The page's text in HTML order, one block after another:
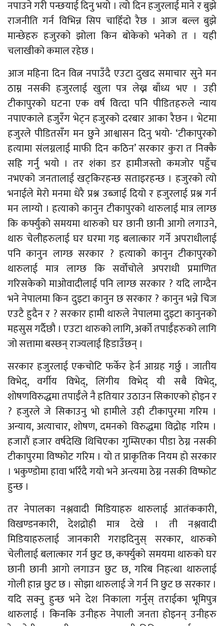
नपाउने गरी पन्छयाई दिनु भयो । त्यो दिन हजुरलाई माने र बुझे
राजनीति गर्न विभिन्न सिप चाहिँदो रैछ । आज बल्ल बुझे
मान्छेहरु हजुरको झोला किन बोकेको भनेको त । यही
चलाखीको कमाल रहेछ ।
आज महिना दिन वित्न नपाउँदै एउटा दुखद समाचार सुने मन
ठाम्न नसकी हजुरलाई खुला पत्र लेख्न बाँध्य भए । उही
टीकापुरको घटना एक वर्ष वित्दा पनि पीडितहरुले न्याय
नपाएकाले हजुरँग भेट्न हजुरको दरबार आका रैछन । भेटमा
हजुरले पीडितसँग मन छुने आश्वासन दिनु भयो- ‘टीकापुरको
हत्यामा संलग्नलाई माफी दिन कठिन’ सरकार कुरा त निक्कै
सहि गर्नु भयो । तर शंका डर हामीजस्तो कमजोर पहुँच
नभएको जनतालाई खट्किरहन्छ सताइरहन्छ । हजुरको त्यो
भनाईले मेरो मनमा धेरै प्रश्न उब्जाई दियो र हजुरलाई प्रश्न गर्न
मन लाग्यो । हत्याको कानुन टीकापुरको थारुलाई मात्र लाग्छ
कि कर्फ्युको समयमा थारुको घर छानी छानी आगो लगाउने,
थारु चेलीहरुलाई घर घरमा गइ बलात्कार गर्ने अपराधीलाई
पनि कानुन लाग्छ सरकार ? हत्याको कानुन टीकापुरको
थारुलाई मात्र लाग्छ कि सर्वोचोले अपराधी प्रमाणित
गरिसकेको माओवादीलाई पनि लाग्छ सरकार ? यदि लाग्दैन
भने नेपालमा किन दुइटा कानुन छ सरकार ? कानुन भन्ने चिज
एउटै हुदैन र ? सरकार हामी थारुले नेपालमा दुइटा कानुनको
महसुस गर्दैछौ । एउटा थारुको लागि, अर्को तपाईँहरुको लागि
जो सत्तामा बस्छन् राज्यलाई हिडाउँछन् ।
सरकार हजुरलाई एकचोटि फर्केर हेर्न आग्रह गर्छु । जातीय
विभेद्, वर्गीय विभेद्, लिंगीय विभेद् यी सबै विभेद्,
शोषणविरुद्धमा तपाईँले नै हतियार उठाउन सिकाएको होइन र
? हजुरले जे सिकाउनु भो हामीले उही टीकापुरमा गरिम ।
अन्याय, अत्याचार, शोषण, दमनको विरुद्धमा विद्रोह गरिम ।
हजारौं हजार वर्षदेखि थिचिएका गुम्सिएका पीडा ठेग्न नसकी
टीकापुरमा विष्फोट गरिम । यो त प्राकृतिक नियम हो सरकार
। भकुण्डोमा हावा भरिँदै गयो भने अन्त्यमा ठेग्न नसकी विष्फोट
हुन्छ ।
तर नेपालका नश्लवादी मिडियाहरु थारुलाई आतंककारी,
विखण्डनकारी, देशद्रोही मात्र देखे । ती नश्लवादी
मिडियाहरुलाई जानकारी गराइदिनुस् सरकार, थारुको
चेलीलाई बलात्कार गर्न छुट छ, कर्फ्युको समयमा थारुको घर
छानी छानी आगो लगाउन छुट छ, गरिब निहत्था थारुलाई
गोली हान्न छुट छ । सोझा थारुलाई जे गर्न नि छुट छ सरकार ।
यदि सक्नु हुन्छ भने देश निकाला गर्नुस् तराईका भूमिपुत्र
थारुलाई । किनकि उनीहरु नेपाली जनता होइनन् उनीहरु